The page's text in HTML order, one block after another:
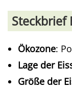
Steckbrief
Ökozone:
Lage der
Größe der